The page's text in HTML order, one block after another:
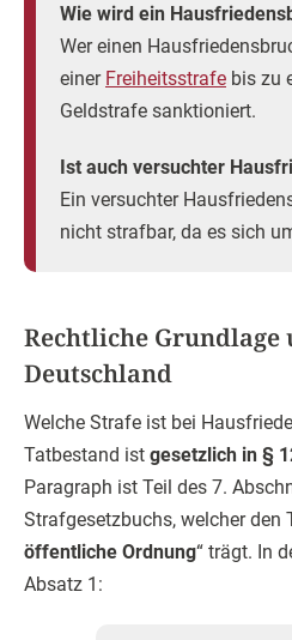
Wie wird ein
Wer einen
einer Freiheitsstrafe bis zu
Geldstrafe sanktioniert.
Ist auch versuchter
Ein versuchter
nicht strafbar, da es sich
Rechtliche
Deutschland
Welche Strafe ist bei
Tatbestand ist gesetzlich in §
Paragraph ist Teil des 7.
Strafgesetzbuchs, welcher den
öffentliche Ordnung“ trägt. In
Absatz 1: